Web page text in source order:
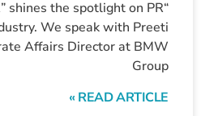
shines the spotlight on PR
We speak with Preeti
Affairs Director at BMW
Group
READ ARTICLE »